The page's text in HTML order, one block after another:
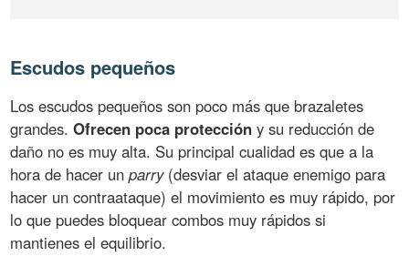
Escudos pequeños
Los escudos pequeños son poco más que brazaletes
grandes.Ofrecen poca protección y su reducción de
daño no es muy alta. Su principal cualidad es que a la
hora de hacer unparry(desviar el ataque enemigo para
hacer un contraataque) el movimiento es muy rápido, por
lo que puedes bloquear combos muy rápidos si
mantienes el equilibrio.